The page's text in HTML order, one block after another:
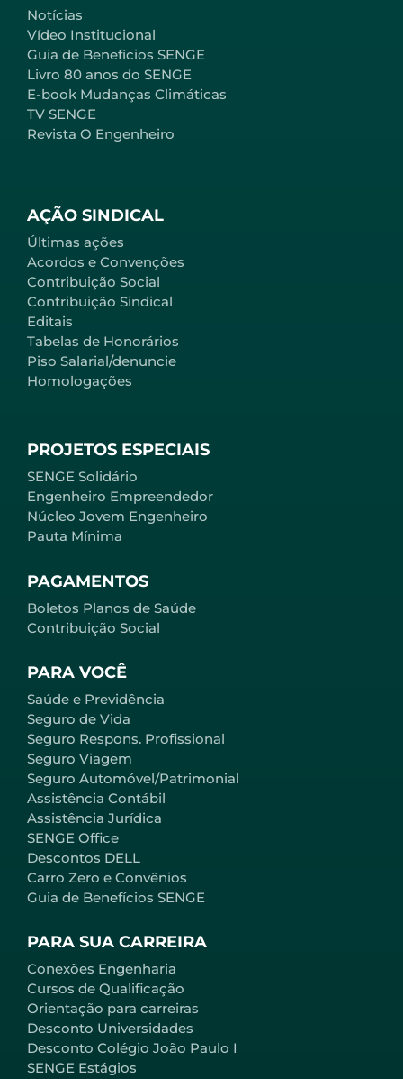
PARA VOCÊ
Saúde e Previdência
Seguro de Vida
Seguro Respons. Profissional
Seguro Viagem
Seguro Automóvel/Patrimonial
Assistência Contábil
Assistência Jurídica
SENGE Office
Descontos DELL
Carro Zero e Convênios
Guia de Benefícios SENGE
PARA SUA CARREIRA
Conexões Engenharia
Cursos de Qualificação
Orientação para carreiras
Desconto Universidades
Desconto Colégio João Paulo I
SENGE Estágios
AÇÃO SINDICAL
Últimas ações
Acordos e Convenções
Contribuição Social
Contribuição Sindical
Editais
Tabelas de Honorários
Piso Salarial/denuncie
Homologações
PROJETOS ESPECIAIS
SENGE Solidário
Engenheiro Empreendedor
Núcleo Jovem Engenheiro
Pauta Mínima
PAGAMENTOS
Boletos Planos de Saúde
Contribuição Social
Notícias
Vídeo Institucional
Guia de Benefícios SENGE
Livro 80 anos do SENGE
E-book Mudanças Climáticas
TV SENGE
Revista O Engenheiro